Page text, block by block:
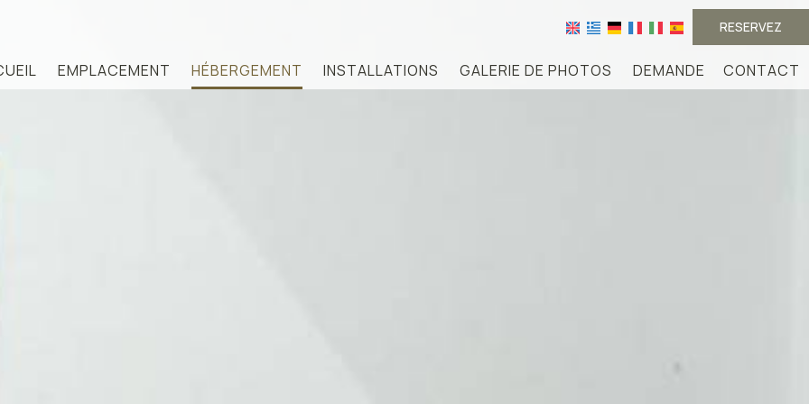
RESERVEZ
EMPLACEMENT HÉBERGEMENT INSTALLATIONS GALERIE DE PHOTOS DEMANDE CONTACT